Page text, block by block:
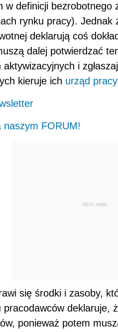
w definicji bezrobotnego
rynku pracy).
deklarują coś
dalej potwierdzać
i
kieruje ich urząd pracy
naszym FORUM!
REKLAMA
się środki i zasoby,
deklaruje,
ponieważ potem